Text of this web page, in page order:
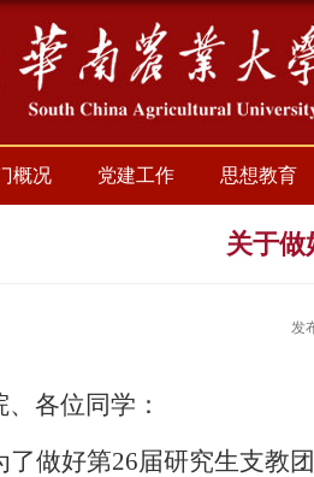
概况 党建工作 思想教育
关于做
发
各位同学：
了做好第26届研究生支教